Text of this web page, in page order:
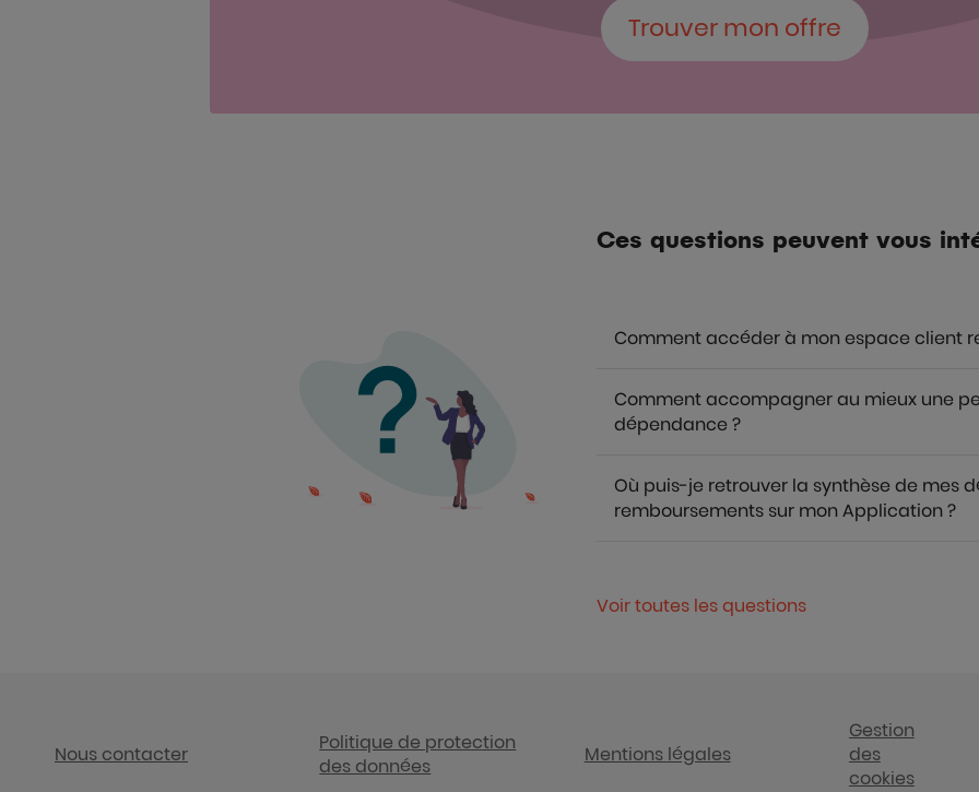
Trouver mon offre
Ces questions peuvent vous
Comment accéder à mon espace client
Comment accompagner au mieux une
dépendance ?
Où puis-je retrouver la synthèse de mes
remboursements sur mon Application ?
Voir toutes les questions
Nous contacter
Politique de protection
des données
Mentions légales
Gestion
des
cookies